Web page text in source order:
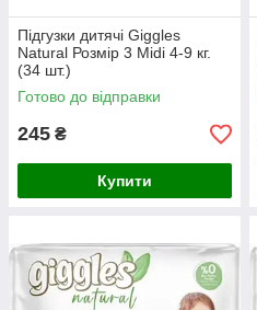
Підгузки дитячі Giggles
Natural Розмір 3 Midi 4-9 кг.
(34 шт.)
Готово до відправки
245 ₴
Купити